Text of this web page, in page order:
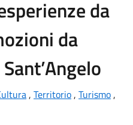
da
da
, Territorio, Turismo,